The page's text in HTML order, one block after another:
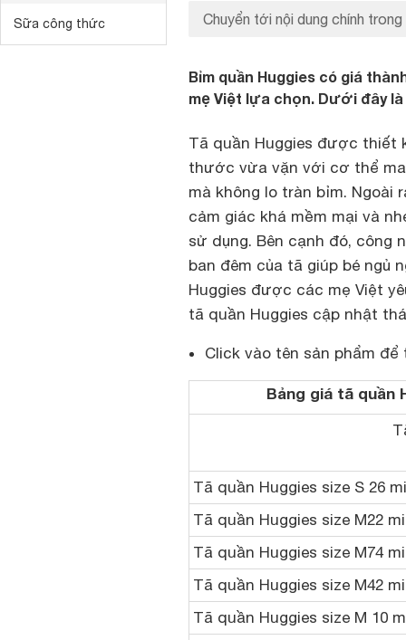
Sữa công thức Chuyển tới nội dung chính trong
Bỉm quần Huggies có giá
mẹ Việt lựa chọn. Dưới đây là
Tã quần Huggies được thiết
thước vừa vặn với cơ thể
mà không lo tràn bỉm. Ngoài
cảm giác khá mềm mại và
sử dụng. Bên cạnh đó, công
ban đêm của tã giúp bé ngủ
Huggies được các mẹ Việt
tã quần Huggies cập nhật
Click vào tên sản phẩm
Bảng giá tã quần
Tã quần Huggies size S 26
Tã quần Huggies size M22
Tã quần Huggies size M74
Tã quần Huggies size M42
Tã quần Huggies size M 10